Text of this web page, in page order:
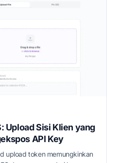
Upload Sisi Klien yang
API Key
upload token memungkinkan